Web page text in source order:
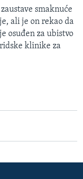
smaknuće
ali je on rekao da
osuđen za ubistvo
klinike za